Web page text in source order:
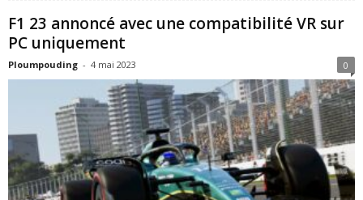
F1 23 annoncé avec une compatibilité VR sur
PC uniquement
Ploumpouding - 4 mai 2023 0